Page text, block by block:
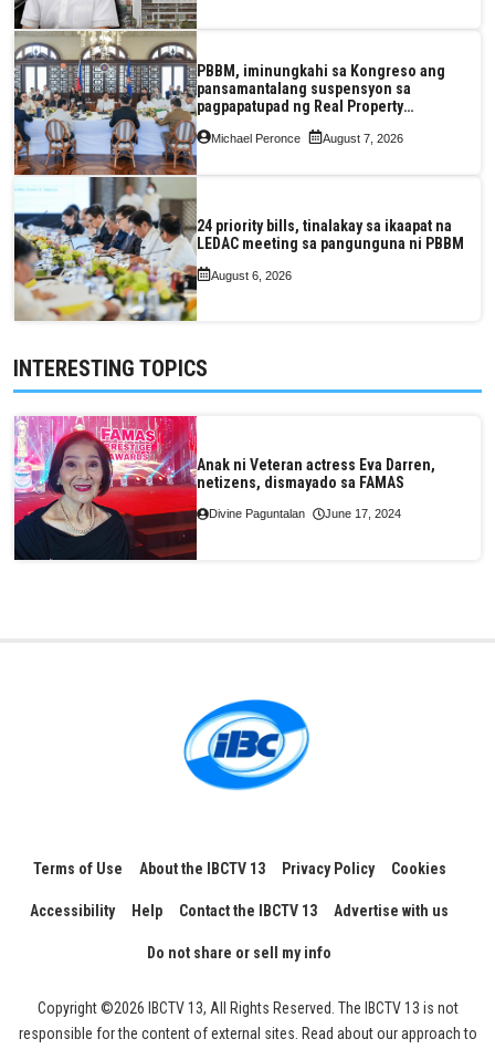
PBBM, iminungkahi sa Kongreso ang
pansamantalang suspensyon sa
pagpapatupad ng Real Property
Valuation and Assessment Reform Act
Michael Peronce August 7, 2026
24 priority bills, tinalakay sa ikaapat na
LEDAC meeting sa pangunguna ni PBBM
August 6, 2026
INTERESTING TOPICS
Anak ni Veteran actress Eva Darren,
netizens, dismayado sa FAMAS
Divine Paguntalan June 17, 2024
Terms of Use About the IBCTV 13 Privacy Policy Cookies
Accessibility Help Contact the IBCTV 13 Advertise with us
Do not share or sell my info
Copyright ©2026 IBCTV 13, All Rights Reserved. The IBCTV 13 is not
responsible for the content of external sites. Read about our approach to